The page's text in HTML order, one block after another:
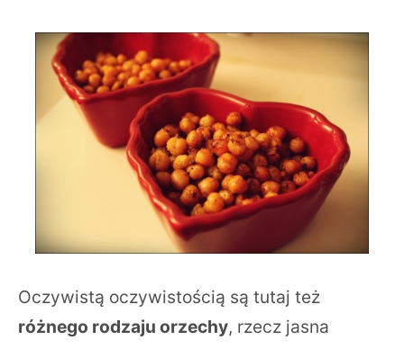
Oczywistą oczywistością są tutaj też
różnego rodzaju orzechy, rzecz jasna